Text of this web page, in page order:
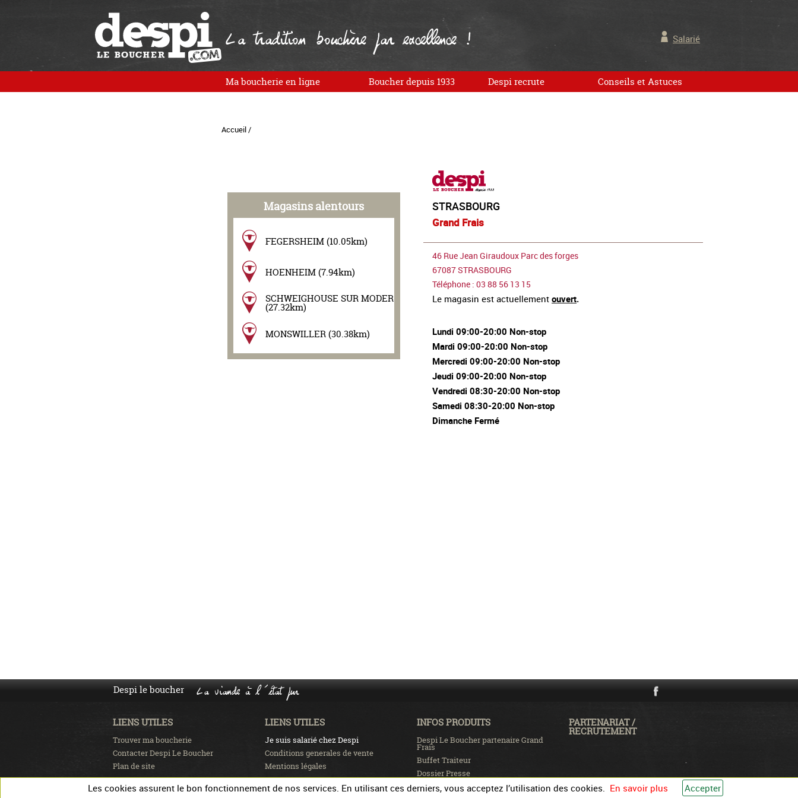
La tradition bouchère par excellence ! Salarié
Ma boucherie en ligne Boucher depuis 1933 Despi recrute Conseils et Astuces
Accueil /
Magasins alentours
FEGERSHEIM (10.05km)
HOENHEIM (7.94km)
SCHWEIGHOUSE SUR MODER
(27.32km)
MONSWILLER (30.38km)
STRASBOURG
Grand Frais
46 Rue Jean Giraudoux Parc des forges
67087 STRASBOURG
Téléphone : 03 88 56 13 15
Le magasin est actuellement ouvert.
Lundi 09:00-20:00 Non-stop
Mardi 09:00-20:00 Non-stop
Mercredi 09:00-20:00 Non-stop
Jeudi 09:00-20:00 Non-stop
Vendredi 08:30-20:00 Non-stop
Samedi 08:30-20:00 Non-stop
Dimanche Fermé
Despi le boucher La viande à l'état pur
LIENS UTILES
Trouver ma boucherie
Contacter Despi Le Boucher
Plan de site
LIENS UTILES
Je suis salarié chez Despi
Conditions generales de vente
Mentions légales
INFOS PRODUITS
Despi Le Boucher partenaire Grand
Frais
Buffet Traiteur
Dossier Presse
Recrutement
PARTENARIAT /
RECRUTEMENT
Les cookies assurent le bon fonctionnement de nos services. En utilisant ces derniers, vous acceptez l’utilisation des cookies. En savoir plus Accepter